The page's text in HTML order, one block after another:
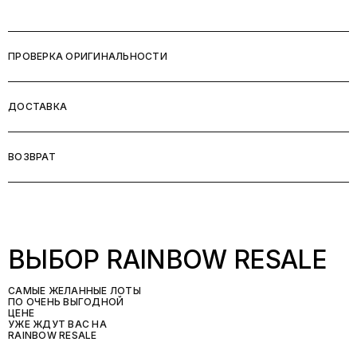
ПРОВЕРКА ОРИГИНАЛЬНОСТИ
ДОСТАВКА
ВОЗВРАТ
ВЫБОР RAINBOW RESALE
САМЫЕ ЖЕЛАННЫЕ ЛОТЫ
ПО ОЧЕНЬ ВЫГОДНОЙ
ЦЕНЕ
УЖЕ ЖДУТ ВАС НА
RAINBOW RESALE